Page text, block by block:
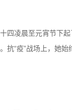
四凌晨至元宵节下
“疫”战场上，她